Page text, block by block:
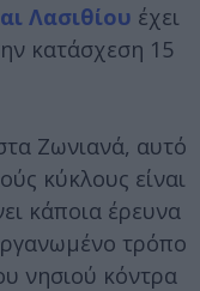
Λασιθίου έχει
κατάσχεση 15
Ζωνιανά, αυτό
κύκλους είναι
κάποια έρευνα
τρόπο
νησιού κόντρα